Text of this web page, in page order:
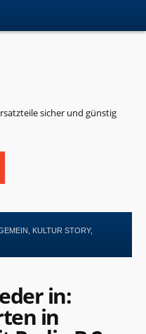
KULTUR STORY,
in:
in